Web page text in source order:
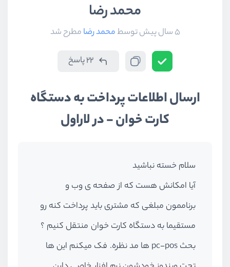
محمد رضا
5 سال پیش توسطمحمد رضامطرح شد
22 پاسخ
ارسال اطلاعات پرداخت به دستگاه
کارت خوان - در لاراول
سلام خسته نباشید
آیا امکانش هست که از صفحه ی وب و
برناممون مبلغی که مشتری باید پرداخت کنه رو
مستقیما به دستگاه کارت خوان منتقل کنیم ؟
بحث pc-pos ها مد نظره. فک میکنم این ها